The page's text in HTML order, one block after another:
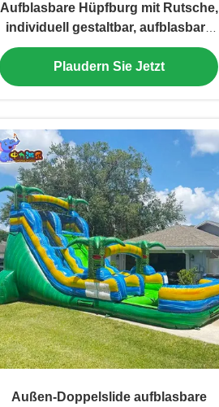
Aufblasbare Hüpfburg mit Rutsche,
individuell gestaltbar, aufblasbare
Wasserrutsche
Plaudern Sie Jetzt
Außen-Doppelslide aufblasbare